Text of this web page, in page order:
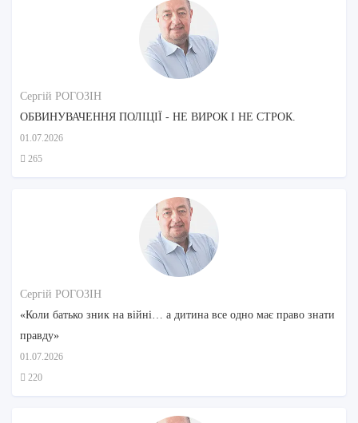
Сергій РОГОЗІН
ОБВИНУВАЧЕННЯ ПОЛІЦІЇ - НЕ ВИРОК І НЕ СТРОК.
01.07.2026
265
Сергій РОГОЗІН
«Коли батько зник на війні… а дитина все одно має право знати
правду»
01.07.2026
220